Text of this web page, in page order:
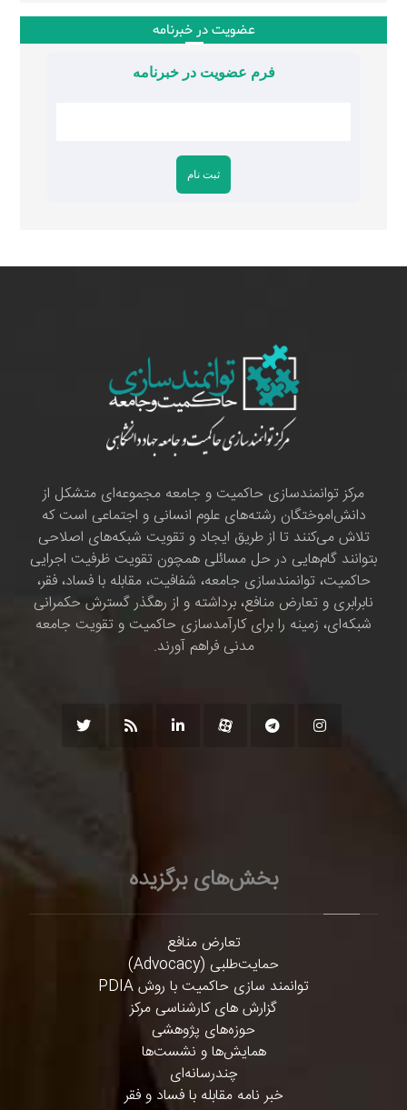
عضویت در خبرنامه
فرم عضویت در خبرنامه
مرکز توانمندسازی حاکمیت و جامعه مجموعه‌ای متشکل از
دانش‌اموختگان رشته‌های علوم انسانی و اجتماعی است که
تلاش می‌کنند تا از طریق ایجاد و تقویت شبکه‌های اصلاحی
بتوانند گام‌هایی در حل مسائلی همچون تقویت ظرفیت اجرایی
حاکمیت، توانمندسازی جامعه، شفافیت، مقابله با فساد، فقر،
نابرابری و تعارض منافع، برداشته و از رهگذر گسترش حکمرانی
شبکه‌ای، زمینه را برای کارآمدسازی حاکمیت و تقویت جامعه
مدنی فراهم آورند.
بخش‌های برگزیده
تعارض منافع
حمایت‌طلبی (Advocacy)
توانمند سازی حاکمیت با روش PDIA
گزارش های کارشناسی مرکز
حوزه‌های پژوهشی
همایش‌ها و نشست‌ها
چندرسانه‌ای
خبر نامه مقابله با فساد و فقر